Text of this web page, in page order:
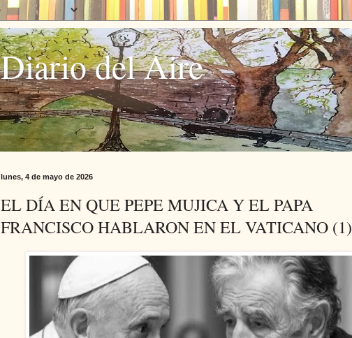
Diario del Aire
lunes, 4 de mayo de 2026
EL DÍA EN QUE PEPE MUJICA Y EL PAPA
FRANCISCO HABLARON EN EL VATICANO (1)